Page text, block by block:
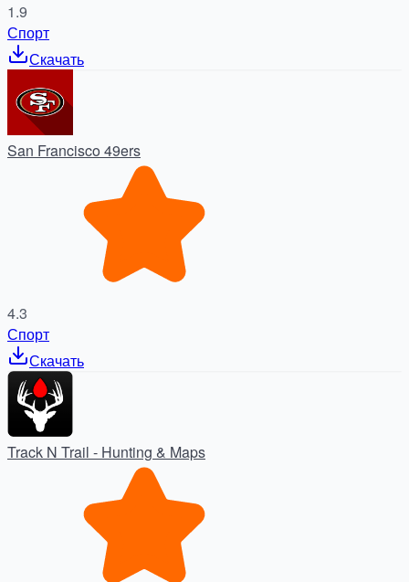
1.9
Спорт
Скачать
San Francisco 49ers
4.3
Спорт
Скачать
Track N Trail - Hunting & Maps